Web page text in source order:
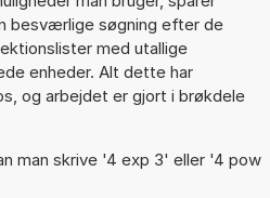
besværlige søgning efter de
med utallige
enheder. Alt dette har
og arbejdet er gjort i brøkdele
man skrive '4 exp 3' eller '4 pow